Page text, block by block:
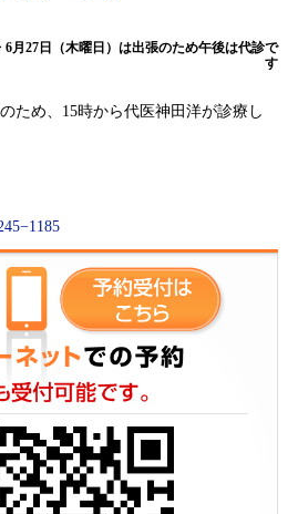
6月27日（木曜日）は出張のため午後は代診で
す
ため、15時から代医神田洋が診療し